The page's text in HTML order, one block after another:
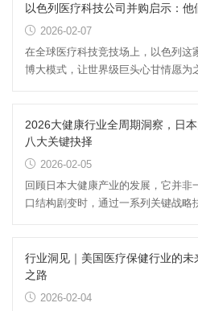
以色列医疗科技公司并购启示：他
2026-02-07
在全球医疗科技竞技场上，以色列这
博大模式，让世界级巨头心甘情愿为
2026大健康行业全周期洞察，日
八大关键抉择
2026-02-05
回顾日本大健康产业的发展，它并非
口结构剧变时，通过一系列关键战略
行业洞见｜美国医疗保健行业的
之路
2026-02-04